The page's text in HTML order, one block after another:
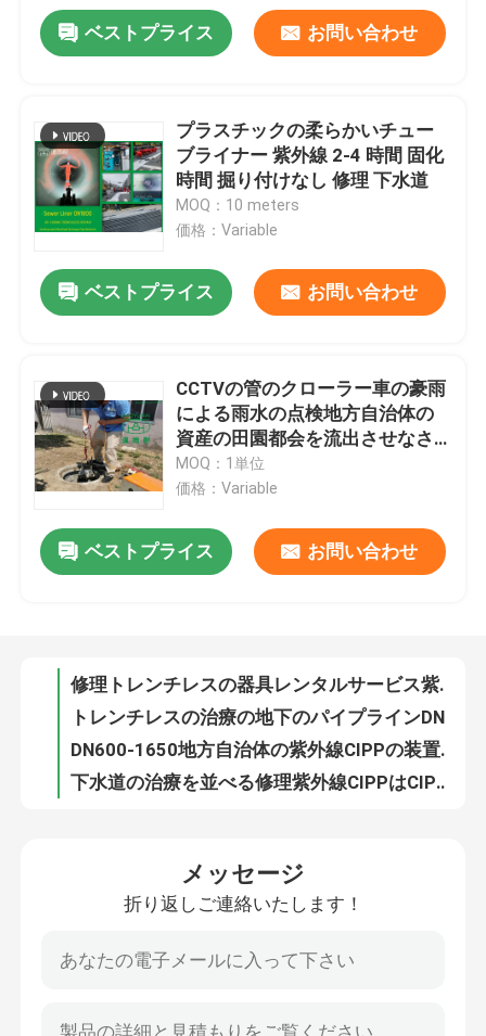
メッセージ
家
プロダクト
私達について
品質管理
私達に連絡しなさい
引用を要求しなさい
紫外線CIPP装置
紫外線治されたCIPP
ベストプライス お問い合わせ
プラスチックの柔らかいチュー
ブライナー 紫外線 2-4 時間 固化
時間 掘り付けなし 修理 下水道
MOQ：10 meters
価格：Variable
ベストプライス お問い合わせ
CCTVの管のクローラー車の豪雨
による雨水の点検地方自治体の
資産の田園都会を流出させなさ
い
MOQ：1単位
価格：Variable
ベストプライス お問い合わせ
CIPPの熱湯の治療はさみ金のトレンチレスの地下の管修理DN200-1800
修理トレンチレスの器具レンタルサービス紫外線治療システムCCTV
DN600-1650地方自治体の紫外線CIPPの装置発掘紫外線CIPPの下水管修理ライト三重の中心無し
下水道の治療を並べる修理紫外線CIPPはCIPPはさみ金材料を流出させる
メッセージ
折り返しご連絡いたします！